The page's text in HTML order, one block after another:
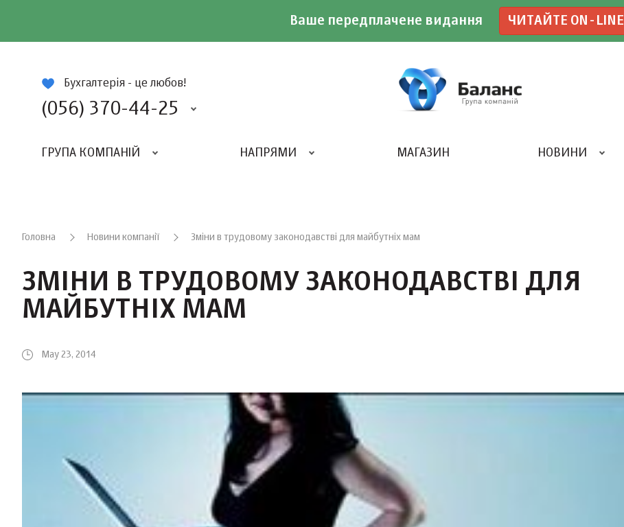
Ваше передплачене видання ЧИТАЙТЕ ON-LINE
Бухгалтерія - це любов!
(056) 370-44-25
ГРУПА КОМПАНІЙ НАПРЯМИ МАГАЗИН НОВИНИ
Головна Новини компанії Зміни в трудовому законодавстві для майбутніх мам
ЗМІНИ В ТРУДОВОМУ ЗАКОНОДАВСТВІ ДЛЯ
МАЙБУТНІХ МАМ
May 23, 2014